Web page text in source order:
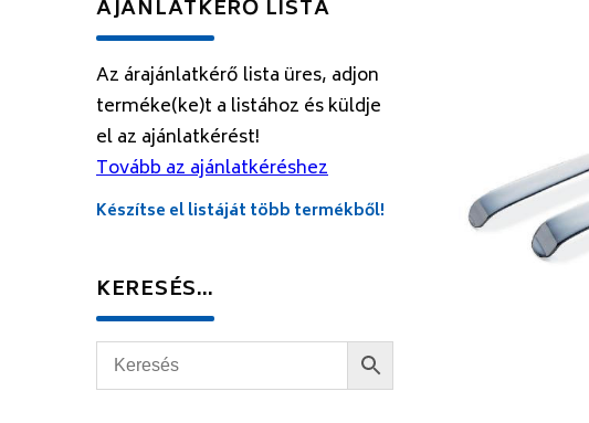
AJÁNLATKÉRŐ LISTA
Az árajánlatkérő lista üres, adjon
terméke(ke)t a listához és küldje
el az ajánlatkérést!
Tovább az ajánlatkéréshez
Készítse el listáját több termékből!
KERESÉS…